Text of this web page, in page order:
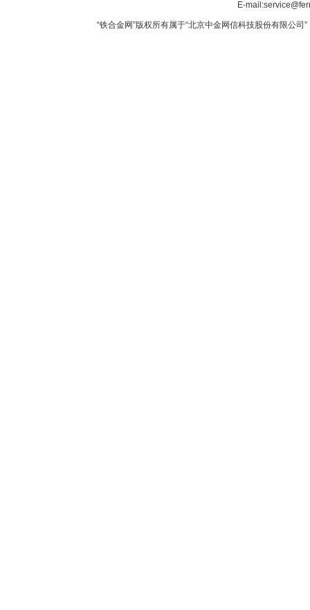
E-
“铁合金网”版权所有属于“北京中金网信科技股份有限公司